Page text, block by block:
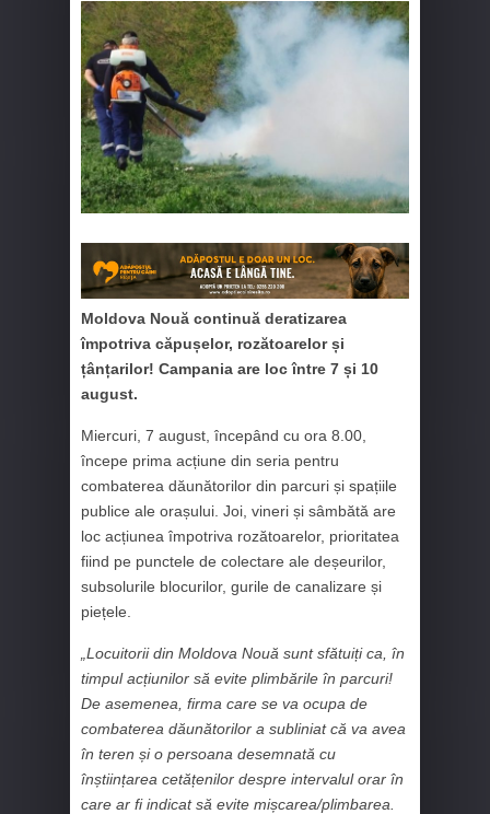
Moldova Nouă continuă deratizarea
împotriva căpușelor, rozătoarelor și
țânțarilor! Campania are loc între 7 și 10
august.
Miercuri, 7 august, începând cu ora 8.00,
începe prima acțiune din seria pentru
combaterea dăunătorilor din parcuri și spațiile
publice ale orașului. Joi, vineri și sâmbătă are
loc acțiunea împotriva rozătoarelor, prioritatea
fiind pe punctele de colectare ale deșeurilor,
subsolurile blocurilor, gurile de canalizare și
piețele.
„Locuitorii din Moldova Nouă sunt sfătuiți ca, în
timpul acțiunilor să evite plimbările în parcuri!
De asemenea, firma care se va ocupa de
combaterea dăunătorilor a subliniat că va avea
în teren și o persoana desemnată cu
înștiințarea cetățenilor despre intervalul orar în
care ar fi indicat să evite mișcarea/plimbarea.